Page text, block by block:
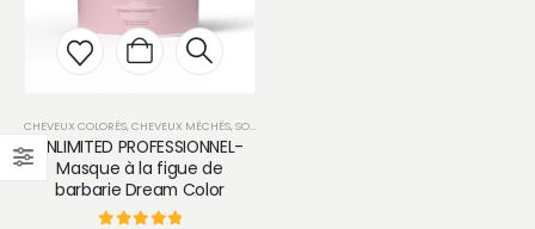
CHEVEUX COLORÉS CHEVEUX MÉCHÉS SOIN
UNLIMITED PROFESSIONNEL-
Masque à la figue de
barbarie Dream Color